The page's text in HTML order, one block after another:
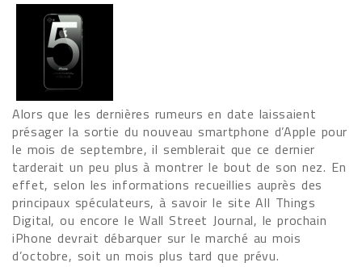
Alors que les dernières rumeurs en date laissaient
présager la sortie du nouveau smartphone d’Apple pour
le mois de septembre, il semblerait que ce dernier
tarderait un peu plus à montrer le bout de son nez. En
effet, selon les informations recueillies auprès des
principaux spéculateurs, à savoir le site All Things
Digital, ou encore le Wall Street Journal, le prochain
iPhone devrait débarquer sur le marché au mois
d’octobre, soit un mois plus tard que prévu.